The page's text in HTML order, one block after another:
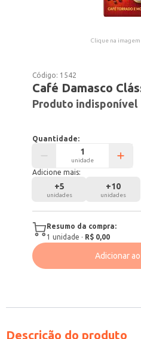
Clique na
Código: 1542
Café Damasco
Produto indisponível
Quantidade:
unidade
Adicione mais:
+5
unidades
+10
unidades
Resumo da compra:
1 unidade · R$ 0,00
Adicionar
Descrição do produto